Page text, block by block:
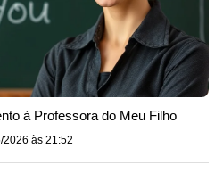
à Professora do Meu Filho
2026 às 21:52